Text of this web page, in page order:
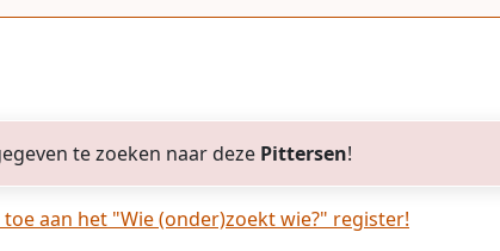
te zoeken naar deze Pittersen!
aan het "Wie (onder)zoekt wie?" register!